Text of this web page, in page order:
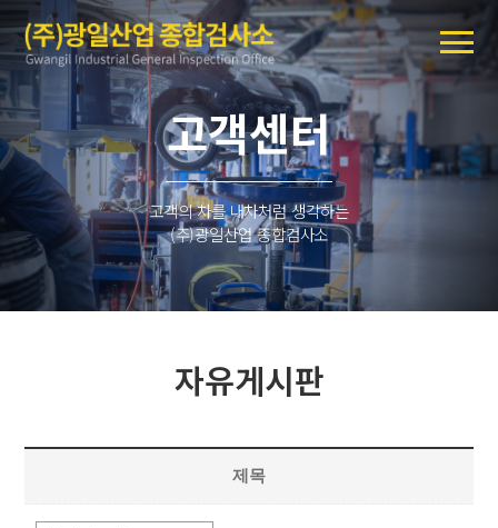
고객센터
고객의 차를 내차처럼 생각하는
(주)광일산업 종합검사소
자유게시판
제목